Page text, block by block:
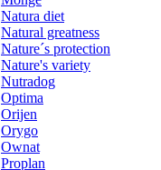
Natura diet
Natural greatness
Nature´s protection
Nature's variety
Nutradog
Optima
Orijen
Orygo
Ownat
Proplan